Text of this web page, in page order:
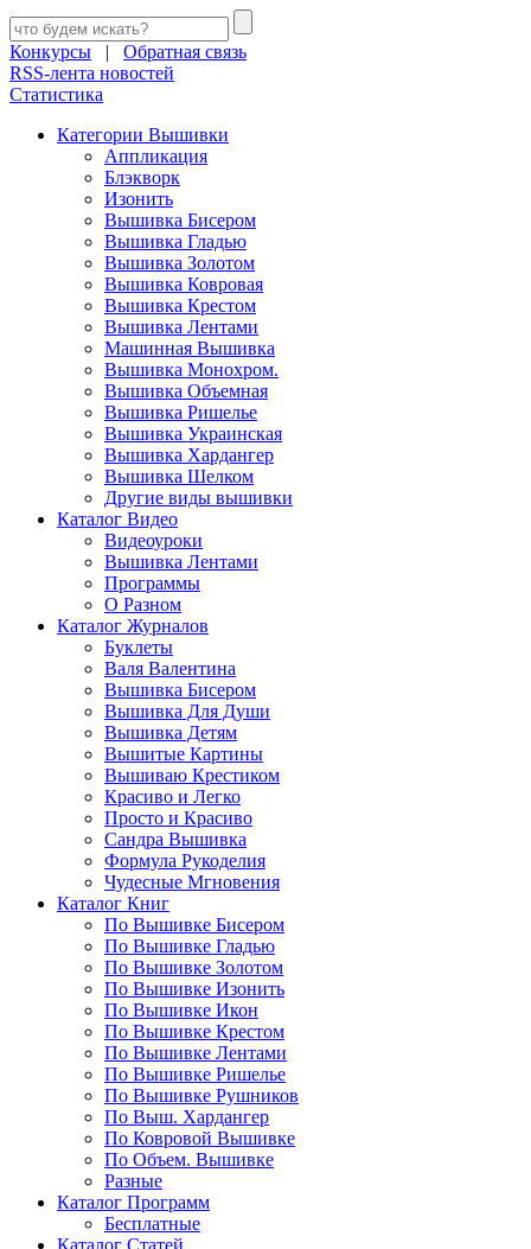
Конкурсы | Обратная связь
RSS-лента новостей
Статистика
Категории Вышивки
Аппликация
Блэкворк
Изонить
Вышивка Бисером
Вышивка Гладью
Вышивка Золотом
Вышивка Ковровая
Вышивка Крестом
Вышивка Лентами
Машинная Вышивка
Вышивка Монохром.
Вышивка Объемная
Вышивка Ришелье
Вышивка Украинская
Вышивка Хардангер
Вышивка Шелком
Другие виды вышивки
Каталог Видео
Видеоуроки
Вышивка Лентами
Программы
О Разном
Каталог Журналов
Буклеты
Валя Валентина
Вышивка Бисером
Вышивка Для Души
Вышивка Детям
Вышитые Картины
Вышиваю Крестиком
Красиво и Легко
Просто и Красиво
Сандра Вышивка
Формула Рукоделия
Чудесные Мгновения
Каталог Книг
По Вышивке Бисером
По Вышивке Гладью
По Вышивке Золотом
По Вышивке Изонить
По Вышивке Икон
По Вышивке Крестом
По Вышивке Лентами
По Вышивке Ришелье
По Вышивке Рушников
По Выш. Хардангер
По Ковровой Вышивке
По Объем. Вышивке
Разные
Каталог Программ
Бесплатные
Каталог Статей